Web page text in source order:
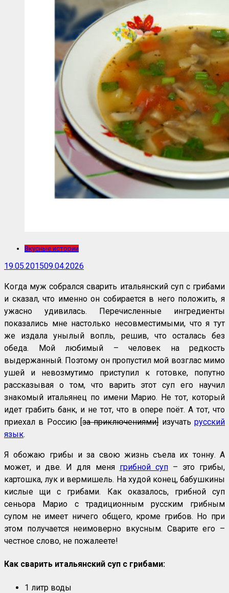
Вкусные истории
19.05.201509.04.2026
Когда муж собрался сварить итальянский суп с грибами
и сказал, что именно он собирается в него положить, я
ужасно удивилась. Перечисленные ингредиенты
показались мне настолько несовместимыми, что я тут
же издала унылый вопль, решив, что осталась без
обеда. Мой любимый – человек на редкость
выдержанный. Поэтому он пропустил мой возглас мимо
ушей и невозмутимо приступил к готовке, попутно
рассказывая о том, что варить этот суп его научил
знакомый итальянец по имени Марио. Не тот, который
идет грабить банк, и не тот, что в опере поёт. А тот, что
приехал в Россию [за приключениями]изучатьрусский
язык.
Я обожаю грибы и за свою жизнь съела их тонну. А
может, и две. И для меня грибной суп– это грибы,
картошка, лук и вермишель. На худой конец, бабушкины
кислые щи с грибами. Как оказалось, грибной суп
сеньора Марио с традиционным русским грибным
супом не имеет ничего общего, кроме грибов. Но при
этом получается неимоверно вкусным. Сварите его –
честное слово, не пожалеете!
Как сварить итальянский суп с грибами:
1 литр воды